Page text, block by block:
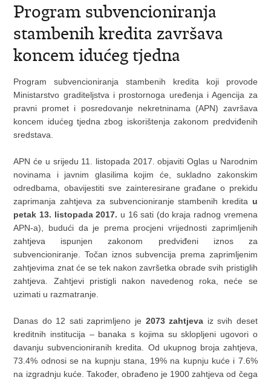
Program subvencioniranja
stambenih kredita završava
koncem idućeg tjedna
Program subvencioniranja stambenih kredita koji provode
Ministarstvo graditeljstva i prostornoga uređenja i Agencija za
pravni promet i posredovanje nekretninama (APN) završava
koncem idućeg tjedna zbog iskorištenja zakonom predviđenih
sredstava.
APN će u srijedu 11. listopada 2017. objaviti Oglas u Narodnim
novinama i javnim glasilima kojim će, sukladno zakonskim
odredbama, obavijestiti sve zainteresirane građane o prekidu
zaprimanja zahtjeva za subvencioniranje stambenih kredita u
petak 13. listopada 2017. u 16 sati (do kraja radnog vremena
APN-a), budući da je prema procjeni vrijednosti zaprimljenih
zahtjeva ispunjen zakonom predviđeni iznos za
subvencioniranje. Točan iznos subvencija prema zaprimljenim
zahtjevima znat će se tek nakon završetka obrade svih pristiglih
zahtjeva. Zahtjevi pristigli nakon navedenog roka, neće se
uzimati u razmatranje.
Danas do 12 sati zaprimljeno je 2073 zahtjeva iz svih deset
kreditnih institucija – banaka s kojima su sklopljeni ugovori o
davanju subvencioniranih kredita. Od ukupnog broja zahtjeva,
73.4% odnosi se na kupnju stana, 19% na kupnju kuće i 7.6%
na izgradnju kuće. Također, obrađeno je 1900 zahtjeva od čega